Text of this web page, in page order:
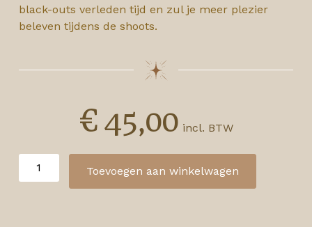
black-outs verleden tijd en zul je meer plezier
beleven tijdens de shoots.
€45,00
Toevoegen aan winkelwagen